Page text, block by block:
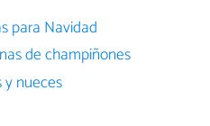
para Navidad
de champiñones
nueces